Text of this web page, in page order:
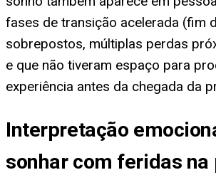
fases de transição acelerada (fim
sobrepostos, múltiplas perdas
e que não tiveram espaço para
experiência antes da chegada da
Interpretação
sonhar com feridas na